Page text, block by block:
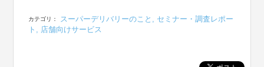
カテゴリ： スーパーデリバリーのこと , セミナー・調査レポー
ト , 店舗向けサービス